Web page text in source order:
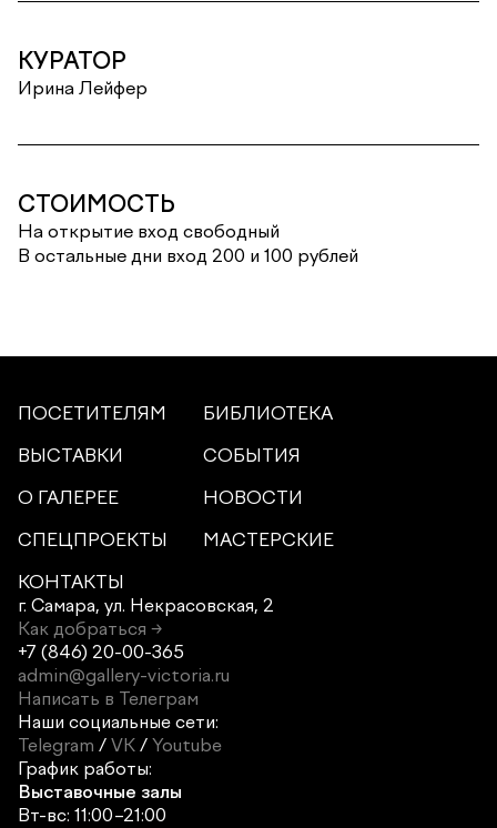
КУРАТОР
Ирина Лейфер
СТОИМОСТЬ
На открытие вход свободный
В остальные дни вход 200 и 100 рублей
ПОСЕТИТЕЛЯМ
БИБЛИОТЕКА
ВЫСТАВКИ
СОБЫТИЯ
О ГАЛЕРЕЕ
НОВОСТИ
СПЕЦПРОЕКТЫ
МАСТЕРСКИЕ
КОНТАКТЫ
г. Самара, ул. Некрасовская, 2
Как добраться →
+7 (846) 20-00-365
admin@gallery-victoria.ru
Написать в Телеграм
Наши социальные сети:
Telegram / VK / Youtube
График работы:
Выставочные залы
Вт-вс: 11:00–21:00